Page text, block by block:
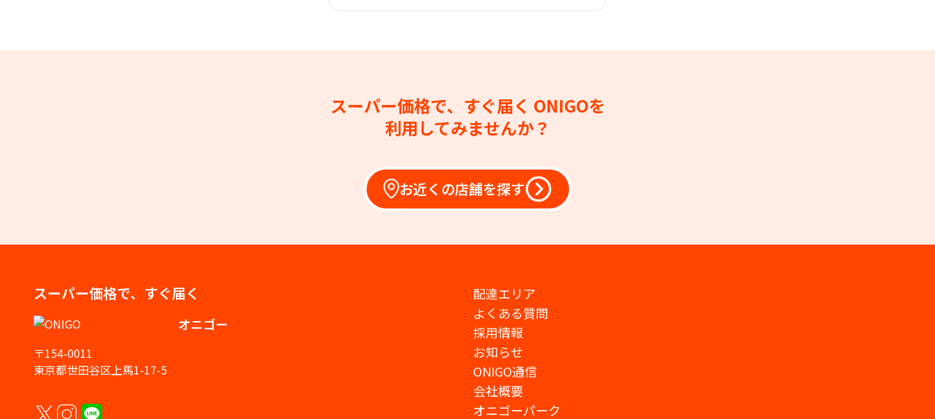
スーパー価格で、すぐ届く ONIGOを
利用してみませんか？
お近くの店舗を探す
スーパー価格で、すぐ届く
オニゴー
〒154-0011
東京都世田谷区上馬1-17-5
配達エリア
よくある質問
採用情報
お知らせ
ONIGO通信
会社概要
オニゴーパーク